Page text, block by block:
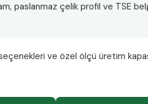
paslanmaz çelik profil ve TSE
ve özel ölçü üretim